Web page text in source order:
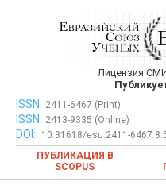
публикация
Лицензия
Евразийский Союз
ISSN: 2411-6467 (Print)
ISSN: 2413-9335 (Online)
DOI:
10.31618/esu.2411-
ПУБЛИКАЦИЯ В
SCOPUS